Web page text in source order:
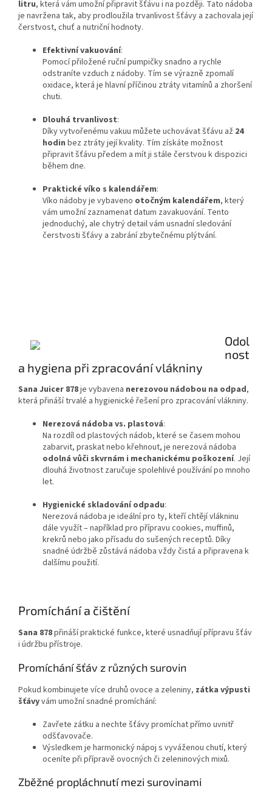
litru, která vám umožní připravit šťávu i na později. Tato nádoba
je navržena tak, aby prodloužila trvanlivost šťávy a zachovala její
čerstvost, chuť a nutriční hodnoty.
Efektivní vakuování:
Pomocí přiložené ruční pumpičky snadno a rychle
odstraníte vzduch z nádoby. Tím se výrazně zpomalí
oxidace, která je hlavní příčinou ztráty vitamínů a zhoršení
chuti.
Dlouhá trvanlivost:
Díky vytvořenému vakuu můžete uchovávat šťávu až 24
hodin bez ztráty její kvality. Tím získáte možnost
připravit šťávu předem a mít ji stále čerstvou k dispozici
během dne.
Praktické víko s kalendářem:
Víko nádoby je vybaveno otočným kalendářem, který
vám umožní zaznamenat datum zavakuování. Tento
jednoduchý, ale chytrý detail vám usnadní sledování
čerstvosti šťávy a zabrání zbytečnému plýtvání.
Odol
nost
a hygiena při zpracování vlákniny
Sana Juicer 878je vybavena nerezovou nádobou na odpad,
která přináší trvalé a hygienické řešení pro zpracování vlákniny.
Nerezová nádoba vs. plastová:
Na rozdíl od plastových nádob, které se časem mohou
zabarvit, praskat nebo křehnout, je nerezová nádoba
odolná vůči skvrnám i mechanickému poškození. Její
dlouhá životnost zaručuje spolehlivé používání po mnoho
let.
Hygienické skladování odpadu:
Nerezová nádoba je ideální pro ty, kteří chtějí vlákninu
dále využít – například pro přípravu cookies, muffinů,
krekrů nebo jako přísadu do sušených receptů. Díky
snadné údržbě zůstává nádoba vždy čistá a připravena k
dalšímu použití.
Promíchání a čištění
Sana 878přináší praktické funkce, které usnadňují přípravu šťáv
i údržbu přístroje.
Promíchání šťáv z různých surovin
Pokud kombinujete více druhů ovoce a zeleniny, zátka výpusti
šťávyvám umožní snadné promíchání:
Zavřete zátku a nechte šťávy promíchat přímo uvnitř
odšťavovače.
Výsledkem je harmonický nápoj s vyváženou chutí, který
oceníte při přípravě ovocných či zeleninových mixů.
Zběžné propláchnutí mezi surovinami